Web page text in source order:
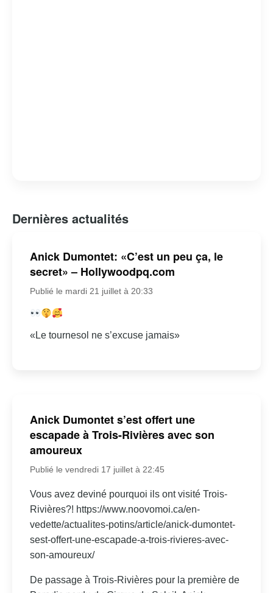
Dernières actualités
Anick Dumontet: «C’est un peu ça, le
secret» – Hollywoodpq.com
Publié le mardi 21 juillet à 20:33
«Le tournesol ne s’excuse jamais»
Anick Dumontet s’est offert une
escapade à Trois-Rivières avec son
amoureux
Publié le vendredi 17 juillet à 22:45
Vous avez deviné pourquoi ils ont visité Trois-
Rivières?! https://www.noovomoi.ca/en-
vedette/actualites-potins/article/anick-dumontet-
sest-offert-une-escapade-a-trois-rivieres-avec-
son-amoureux/
De passage à Trois-Rivières pour la première de